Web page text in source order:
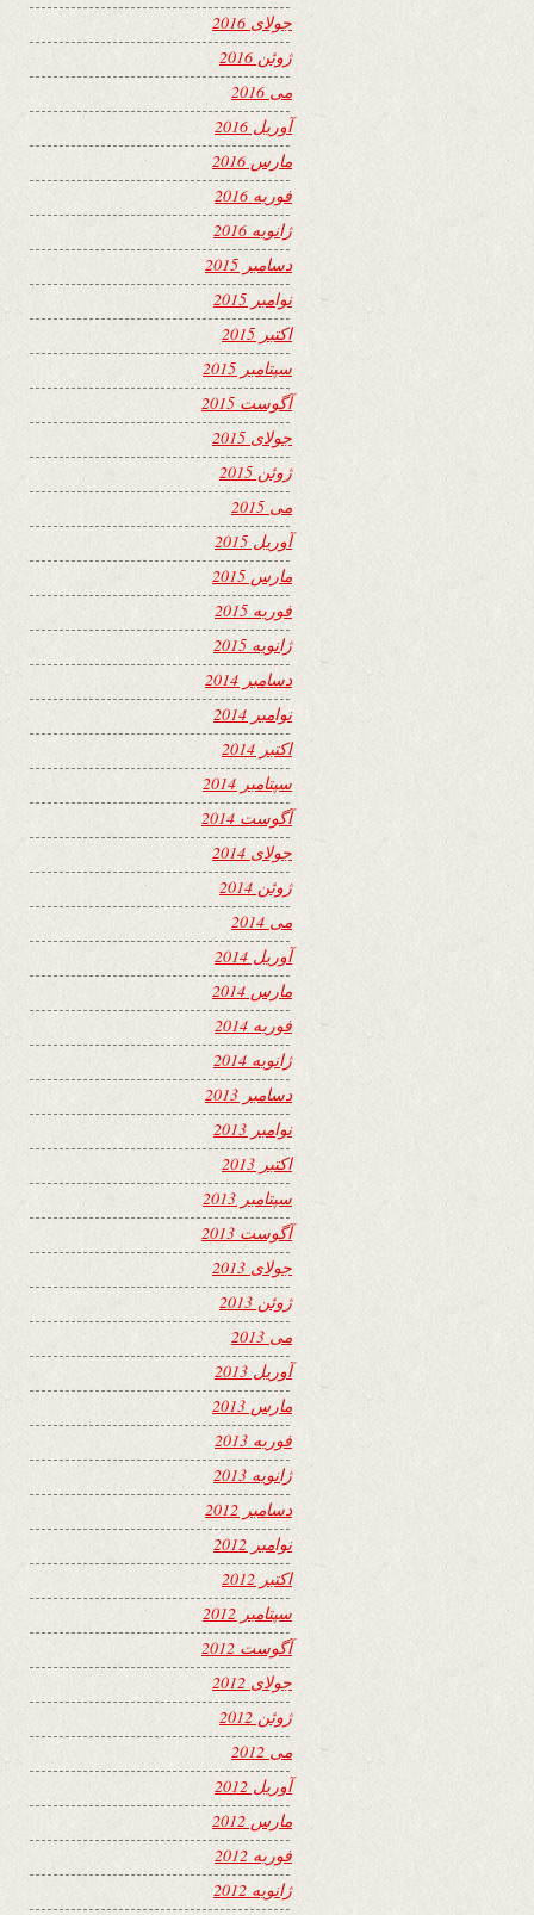
جولای 2016
ژوئن 2016
می 2016
آوریل 2016
مارس 2016
فوریه 2016
ژانویه 2016
دسامبر 2015
نوامبر 2015
اکتبر 2015
سپتامبر 2015
آگوست 2015
جولای 2015
ژوئن 2015
می 2015
آوریل 2015
مارس 2015
فوریه 2015
ژانویه 2015
دسامبر 2014
نوامبر 2014
اکتبر 2014
سپتامبر 2014
آگوست 2014
جولای 2014
ژوئن 2014
می 2014
آوریل 2014
مارس 2014
فوریه 2014
ژانویه 2014
دسامبر 2013
نوامبر 2013
اکتبر 2013
سپتامبر 2013
آگوست 2013
جولای 2013
ژوئن 2013
می 2013
آوریل 2013
مارس 2013
فوریه 2013
ژانویه 2013
دسامبر 2012
نوامبر 2012
اکتبر 2012
سپتامبر 2012
آگوست 2012
جولای 2012
ژوئن 2012
می 2012
آوریل 2012
مارس 2012
فوریه 2012
ژانویه 2012